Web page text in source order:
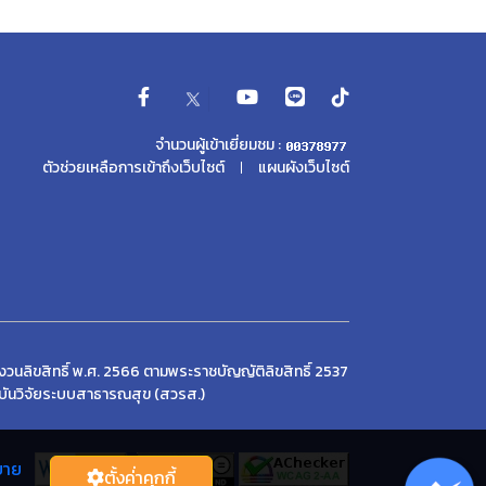
จำนวนผู้เข้าเยี่ยมชม :
ตัวช่วยเหลือการเข้าถึงเว็บไซต์
แผนผังเว็บไซต์
วนลิขสิทธิ์ พ.ศ. 2566 ตามพระราชบัญญัติลิขสิทธิ์ 2537
นวิจัยระบบสาธารณสุข (สวรส.)
ย
ตั้งค่่าคุกกี้